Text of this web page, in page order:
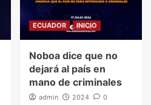
ECUADOR INICIO
Noboa dice que no
dejará al país en
mano de criminales
admin 2024 0